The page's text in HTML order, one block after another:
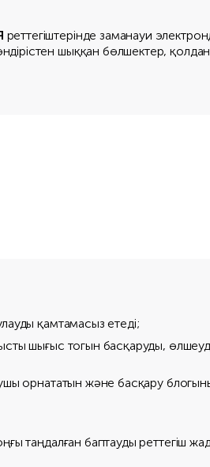
реттегіштерінде заманауи
шыққан бөлшектер,
қамтамасыз етеді;
шығыс тогын басқаруды,
орнататын және басқару
таңдалған баптауды реттегіш